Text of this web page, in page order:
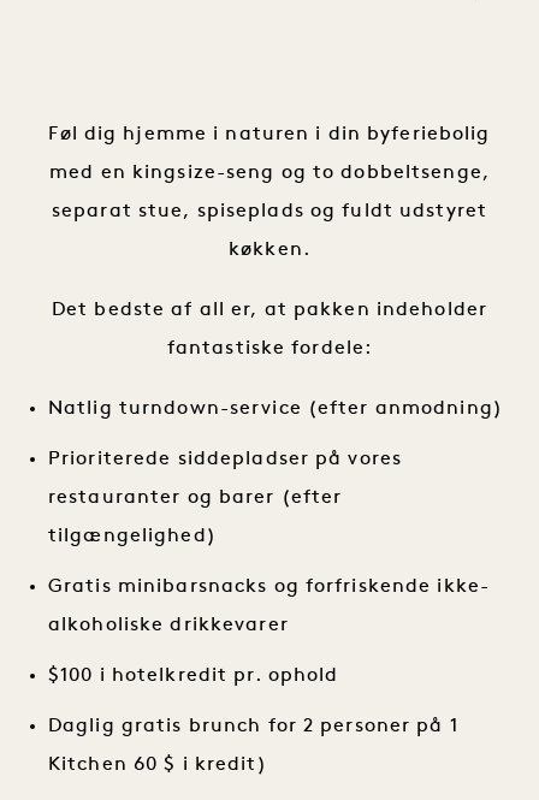
Føl dig hjemme i naturen i din byferiebolig
med en kingsize-seng og to dobbeltsenge,
separat stue, spiseplads og fuldt udstyret
køkken.
Det bedste af all er, at pakken indeholder
fantastiske fordele:
Natlig turndown-service (efter anmodning)
Prioriterede siddepladser på vores
restauranter og barer (efter
tilgængelighed)
Gratis minibarsnacks og forfriskende ikke-
alkoholiske drikkevarer
$100 i hotelkredit pr. ophold
Daglig gratis brunch for 2 personer på 1
Kitchen 60 $ i kredit)